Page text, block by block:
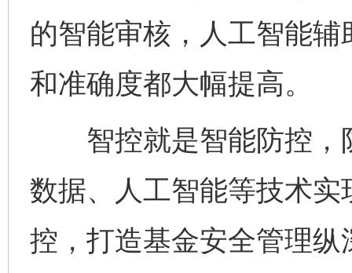
的智能审核，人工智能
和准确度都大幅提高。
智控就是智能防控，
数据、人工智能等技术
控，打造基金安全管理